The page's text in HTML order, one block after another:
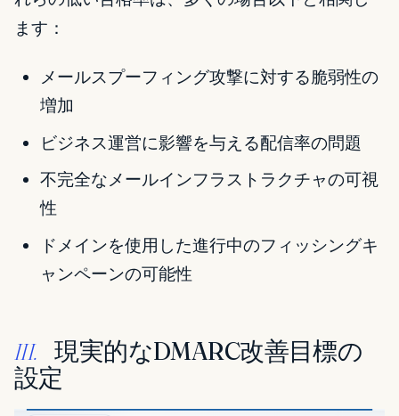
ます：
メールスプーフィング攻撃に対する脆弱性の
増加
ビジネス運営に影響を与える配信率の問題
不完全なメールインフラストラクチャの可視
性
ドメインを使用した進行中のフィッシングキ
ャンペーンの可能性
III.
現実的なDMARC改善目標の
設定